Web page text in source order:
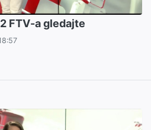
FTV-a gledajte